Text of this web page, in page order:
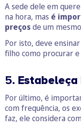
A sede dele em
na hora, mas é
preçosde um
Por isto, deve ensinar
filho como procurar
5.
Por último, é
com frequência, os
faz, ele considera